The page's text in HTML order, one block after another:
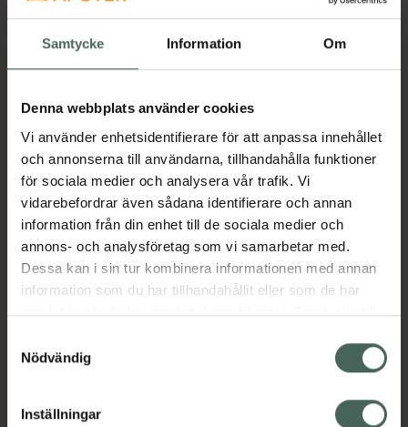
Samtycke Information Om
Denna webbplats använder cookies
Vi använder enhetsidentifierare för att anpassa innehållet
och annonserna till användarna, tillhandahålla funktioner
för sociala medier och analysera vår trafik. Vi
vidarebefordrar även sådana identifierare och annan
information från din enhet till de sociala medier och
annons- och analysföretag som vi samarbetar med.
Dessa kan i sin tur kombinera informationen med annan
information som du har tillhandahållit eller som de har
samlat in när du har använt deras tjänster. Samtycke till
återkalla ditt samtycke via webbplatsens
cookieinställningar. Ett återkallat samtycke påverkar inte
lagligheten av behandling som skett innan återkallelsen.
Nödvändig
Inställningar
3584,50 kr
I apotek:3584,50 kr
Köp via ditt recept
Aktuella erbjudanden
Beskrivning Dölj
EAN:05350708900191
Kronans Apotek finns här för dig. Du hittar oss från Skåne i